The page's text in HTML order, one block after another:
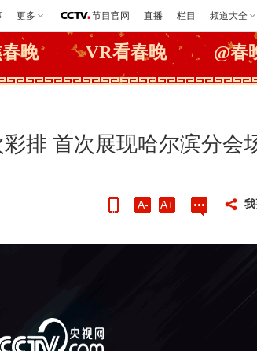
更多 节目官网 直播 栏目 频道大全
晚 VR看春晚 @春
排 首次展现哈尔滨分会
A- A+